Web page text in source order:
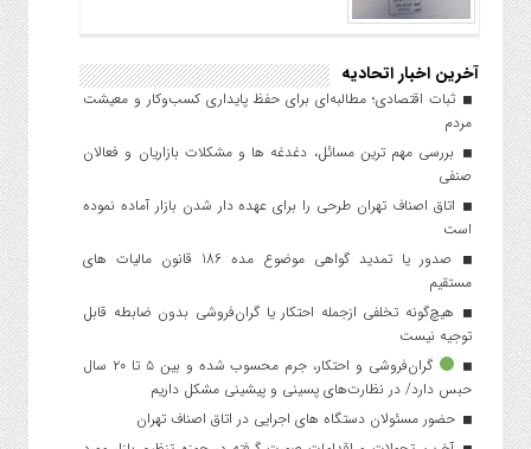
آخرین اخبار اتحادیه
ثبات اقتصادی؛ مطالبه‌ای برای حفظ پایداری کسب‌وکار و معیشت
مردم
بررسی مهم ترین مسائل، دغدغه ها و مشکلات بازاریان و فعالان
صنفی
اتاق اصناف تهران طرحی را برای عهده دار شدن بازار آماده نموده
است
صدور یا تمدید گواهی موضوع مده 186 قانون مالیات های
مستقیم
هیچ‌گونه تخلفی ازجمله احتکار یا گران‌فروشی بدون ضابطه قابل
توجیه نیست
گران‌فروشی و احتکار، جرم محسوب شده و بین ۵ تا ۲۰ سال
حبس دارد/ در نظارت‌های پسینی و پیشینی مشکل داریم
حضور مسئولان دستگاه های اجرایی در اتاق اصناف تهران